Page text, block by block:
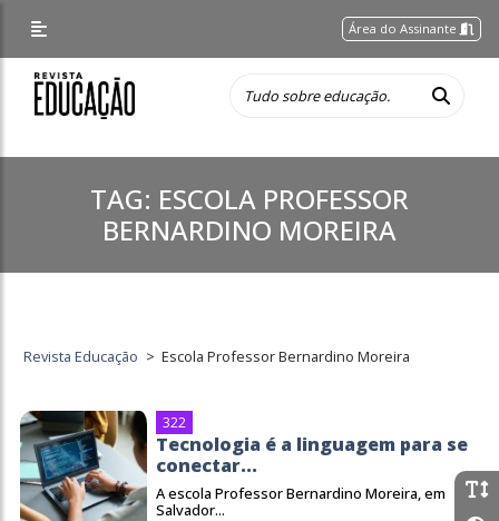
Área do Assinante
TAG: ESCOLA PROFESSOR
BERNARDINO MOREIRA
Revista Educação > Escola Professor Bernardino Moreira
322
Tecnologia é a linguagem para se
conectar...
A escola Professor Bernardino Moreira, em
Salvador...